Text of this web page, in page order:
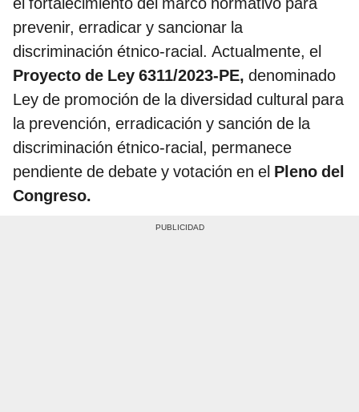
prevenir, erradicar y sancionar la
discriminación étnico-racial. Actualmente, el
Proyecto de Ley 6311/2023-PE, denominado
Ley de promoción de la diversidad cultural para
la prevención, erradicación y sanción de la
discriminación étnico-racial, permanece
pendiente de debate y votación en el Pleno del
Congreso.